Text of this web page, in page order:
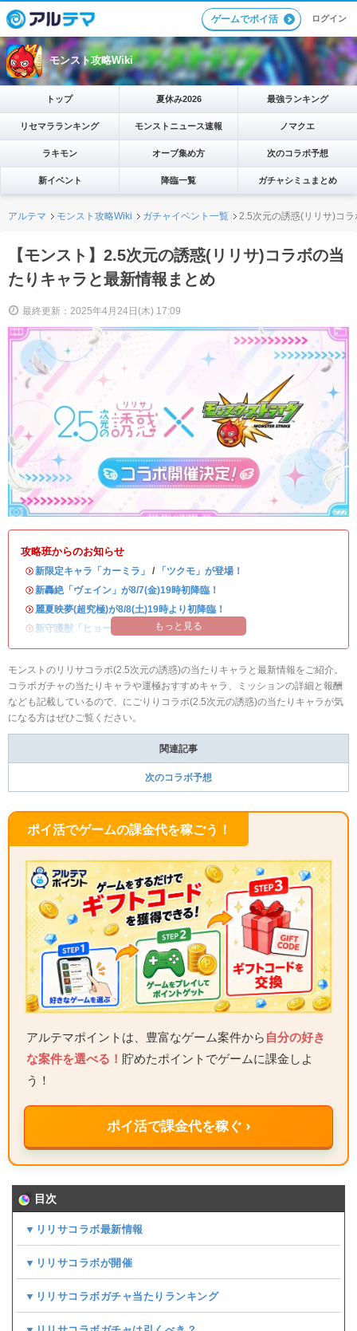
ゲームでポイ活 ログイン
モンスト攻略Wiki
トップ 夏休み2026 最強ランキング
リセマラランキング モンストニュース速報 ノマクエ
ラキモン オーブ集め方 次のコラボ予想
新イベント 降臨一覧 ガチャシミュまとめ
アルテマ モンスト攻略Wiki ガチャイベント一覧 2.5次元の誘惑(リリサ)コ
【モンスト】2.5次元の誘惑(リリサ)コラボの当
たりキャラと最新情報まとめ
最終更新：2025年4月24日(木) 17:09
攻略班からのお知らせ
・新限定キャラ「カーミラ」 /
「ツクモ」が登場！
・新轟絶「ヴェイン」が8/7(金)19時初降臨！
・ 麗夏映夢(超究極)が8/8(土)19時より初降臨！
・ 新守護獣「ヒョーたん」が登場！もっと見る
モンストのリリサコラボ(2.5次元の誘惑)の当たりキャラと最新情報をご紹介。
コラボガチャの当たりキャラや運極おすすめキャラ、ミッションの詳細と報酬
なども記載しているので、にごりりコラボ(2.5次元の誘惑)の当たりキャラが気
になる方はぜひご覧ください。
関連記事
次のコラボ予想
ポイ活でゲームの課金代を稼ごう！
アルテマポイントは、豊富なゲーム案件から 自分の好き
な案件を選べる！ 貯めたポイントでゲームに課金しよ
う！
ポイ活で課金代を稼ぐ ›
目次
▼リリサコラボ最新情報
▼リリサコラボが開催
▼リリサコラボガチャ当たりランキング